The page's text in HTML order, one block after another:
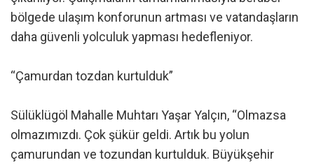
bölgede ulaşım konforunun artması ve vatandaşların
daha güvenli yolculuk yapması hedefleniyor.
“Çamurdan tozdan kurtulduk”
Sülüklügöl Mahalle Muhtarı Yaşar Yalçın, “Olmazsa
olmazımızdı. Çok şükür geldi. Artık bu yolun
çamurundan ve tozundan kurtulduk. Büyükşehir